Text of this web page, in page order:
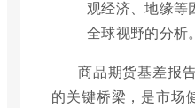
观经济、地缘等
全球视野的分析。
商品期货基差报
的关键桥梁，是市场